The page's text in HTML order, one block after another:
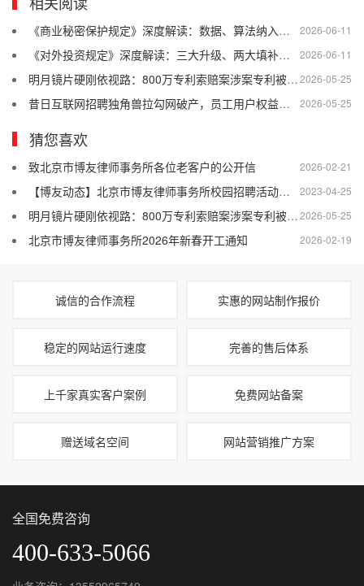
2026-06-11
《商业秘密保护规定》深度解读：数据、算法纳入保护，企业合规刻不容缓
2026-06-11
《对外投资规定》深度解读：三大升级、两大填补、一条红线
2026-05-25
明月镜片硬刚依视路：800万专利索赔案涉案专利被裁定全部无效
2026-05-25
昔日互联网招聘独角兽拉勾网破产，员工用户权益如何保障？
猜您喜欢
2026-02-21
致北京市博友律师事务所各位老客户的公开信
2023-04-25
【博友动态】北京市博友律师事务所校园招聘活动——北京理工大学站圆满举办
2026-05-25
明月镜片硬刚依视路：800万专利索赔案涉案专利被裁定全部无效
2026-02-19
北京市博友律师事务所2026年新春开工通知
诚信的合作流程 实惠的网站制作报价
稳定的网站运行速度 完善的售后体系
上千家真实客户案例 免费网站备案
赠送域名空间 网站营销推广方案
全国免费咨询
400-633-5066